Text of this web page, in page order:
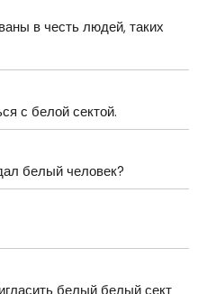
в честь людей, таких
с белой сектой.
белый человек?
белый белый сект